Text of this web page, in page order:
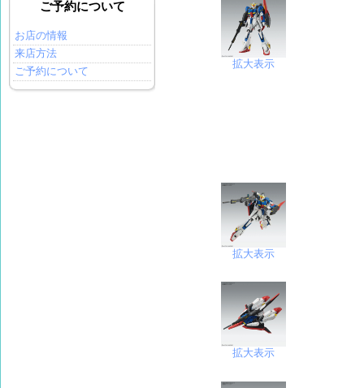
ご予約について
お店の情報
来店方法
ご予約について
拡大表示
拡大表示
拡大表示